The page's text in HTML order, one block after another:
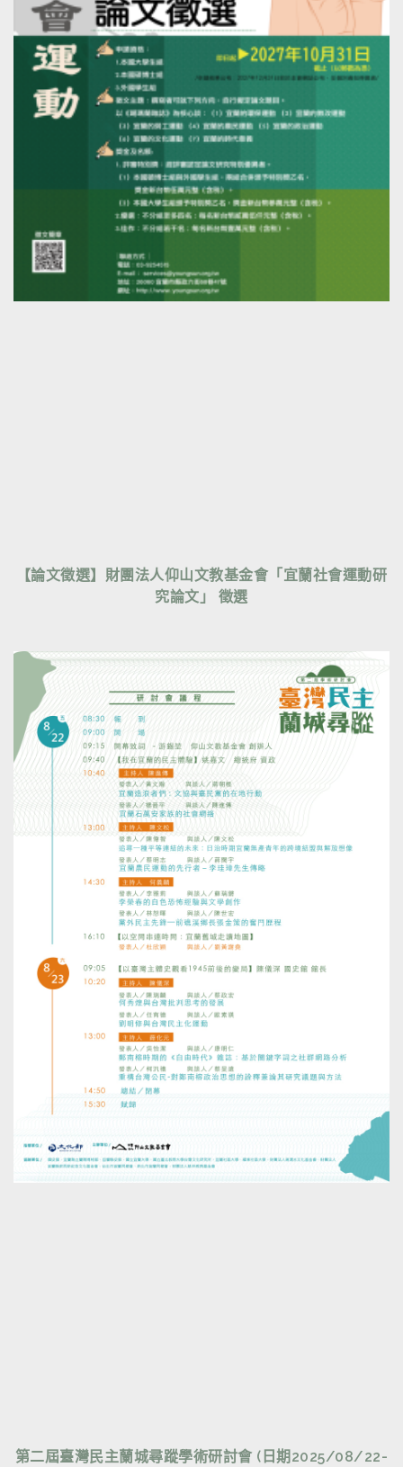
【論文徵選】財團法人仰山文教基金會「宜蘭社會運動研
究論文」 徵選
第二屆臺灣民主蘭城尋蹤學術研討會 (日期2025/08/22-